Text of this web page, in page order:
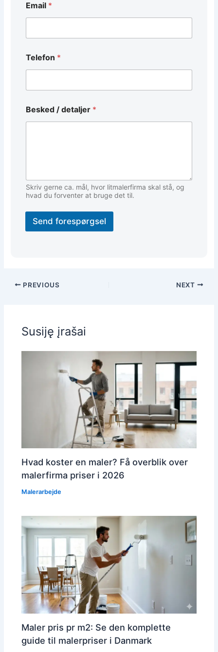
e
t
l
e
r
*
e
e
Email *
Telefon *
Besked / detaljer *
Skriv gerne ca. mål, hvor litmalerfirma skal stå, og
hvad du forventer at bruge det til.
Send forespørgsel
PREVIOUS NEXT
Susiję įrašai
Hvad koster en maler? Få overblik over
malerfirma priser i 2026
Malerarbejde
Maler pris pr m2: Se den komplette
guide til malerpriser i Danmark